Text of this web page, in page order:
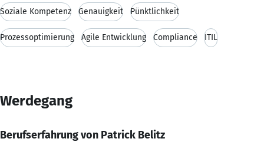
Soziale Kompetenz Genauigkeit Pünktlichkeit
Prozessoptimierung Agile Entwicklung Compliance ITIL
Werdegang
Berufserfahrung von Patrick Belitz